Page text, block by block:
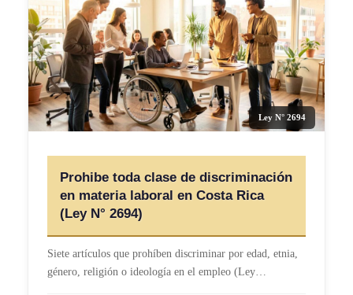
Ley N° 2694
Prohibe toda clase de discriminación
en materia laboral en Costa Rica
(Ley N° 2694)
Siete artículos que prohíben discriminar por edad, etnia,
género, religión o ideología en el empleo (Ley…